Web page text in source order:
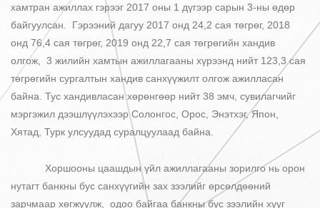
хамтран ажиллах гэрээг 2017 оны 1 дүгээр сарын 3-ны өдөр
байгуулсан. Гэрээний дагуу 2017 онд 24,2 сая төгрөг, 2018
онд 76,4 сая төгрөг, 2019 онд 22,7 сая төгрөгийн хандив
олгож, 3 жилийн хамтын ажиллагааны хүрээнд нийт 123,3 сая
төгрөгийн сургалтын хандив санхүүжилт олгож ажилласан
байна. Тус хандивласан хөрөнгөөр нийт 38 эмч, сувилагчийг
мэргэжил дээшлүүлэхээр Солонгос, Орос, Энэтхэг, Япон,
Хятад, Турк улсуудад суралцуулаад байна.
Хоршооны цаашдын үйл ажиллагааны зорилго нь орон
нутагт банкны бус санхүүгийн зах зээлийг өрсөлдөөний
зарчмаар хөгжүүлж, одоо байгаа банкны бус зээлийн хүүг